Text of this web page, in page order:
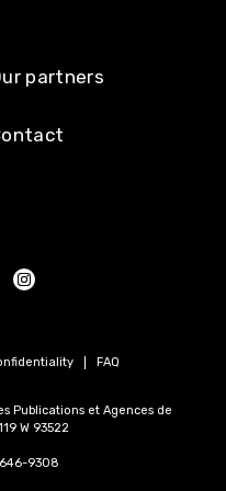
partners
FAQ
Publications et Agences de
W 93522
9308